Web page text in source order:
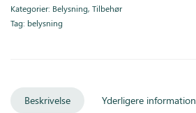
Kategorier: Belysning, Tilbehør
Tag: belysning
Beskrivelse Yderligere information